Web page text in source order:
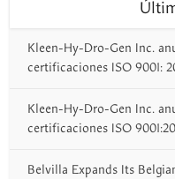
Kleen-Hy-Dro-Gen Inc.
certificaciones ISO 9001:
Kleen-Hy-Dro-Gen Inc.
certificaciones ISO
Belvilla Expands Its